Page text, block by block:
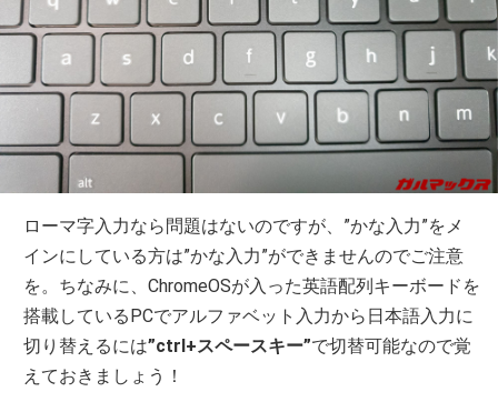
ローマ字入力なら問題はないのですが、”かな入力”をメ
インにしている方は”かな入力”ができませんのでご注意
を。ちなみに、ChromeOSが入った英語配列キーボードを
搭載しているPCでアルファベット入力から日本語入力に
切り替えるには”ctrl+スペースキー”で切替可能なので覚
えておきましょう！